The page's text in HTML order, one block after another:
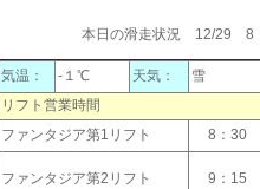
本日の滑走状況 12/29 8
気温： -１℃ 天気：
雪
リフト営業時間
ファンタジア第1リフト
8：30
ファンタジア第2リフト 9：15